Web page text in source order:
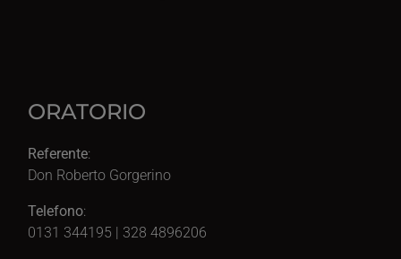
ORATORIO
Referente:
Don Roberto Gorgerino
Telefono:
0131 344195 | 328 4896206